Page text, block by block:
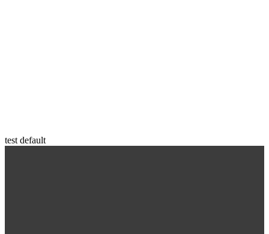
test default